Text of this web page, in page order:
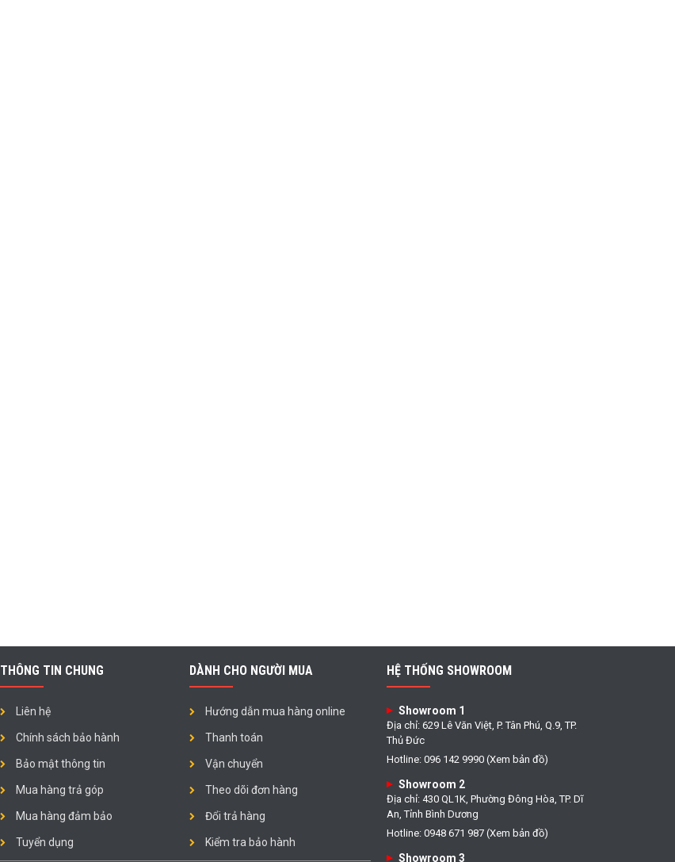
THÔNG TIN CHUNG
Liên hệ
Chính sách bảo hành
Bảo mật thông tin
Mua hàng trả góp
Mua hàng đảm bảo
Tuyển dụng
DÀNH CHO NGƯỜI MUA
Hướng dẫn mua hàng online
Thanh toán
Vận chuyển
Theo dõi đơn hàng
Đổi trả hàng
Kiểm tra bảo hành
HỆ THỐNG SHOWROOM
Showroom 1
Địa chỉ: 629 Lê Văn Việt, P. Tân Phú, Q.9, TP.
Thủ Đức
Hotline: 096 142 9990 (Xem bản đồ)
Showroom 2
Địa chỉ: 430 QL1K, Phường Đông Hòa, TP. Dĩ
An, Tỉnh Bình Dương
Hotline: 0948 671 987 (Xem bản đồ)
Showroom 3